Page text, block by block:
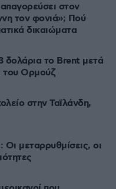
στον
τον φονιά»; Πού
δικαιώματα
δολάρια το Brent μετά
του Ορμούζ
στην Ταϊλάνδη,
Οι μεταρρυθμίσεις, οι